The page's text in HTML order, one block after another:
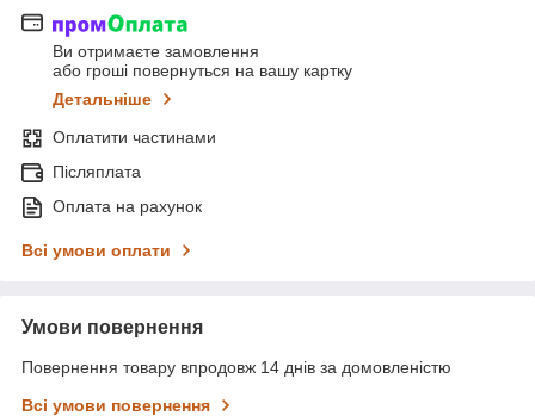
Ви отримаєте замовлення
або гроші повернуться на вашу картку
Детальніше
Оплатити частинами
Післяплата
Оплата на рахунок
Всі умови оплати
Умови повернення
Повернення товару впродовж 14 днів за домовленістю
Всі умови повернення